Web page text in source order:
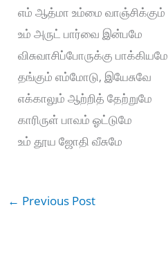
எம் ஆத்மா உம்மை வாஞ்சிக்கும்
உம் அருட் பார்வை இன்பமே
விசுவாசிப்போருக்கு பாக்கியமே
தங்கும் எம்மோடு, இயேசுவே
எக்காலும் ஆற்றித் தேற்றுமே
காரிருள் பாவம் ஓட்டுமே
உம் தூய ஜோதி வீசுமே
← Previous Post